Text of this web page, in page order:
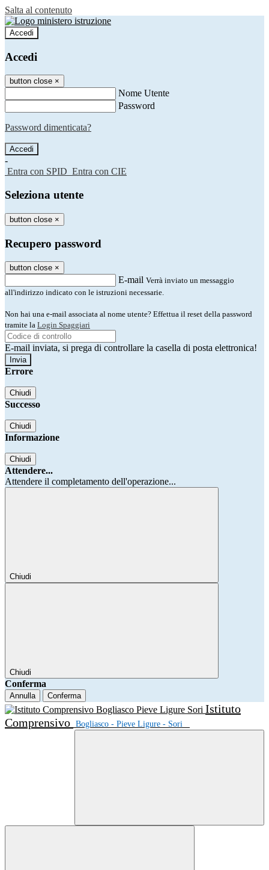
Salta al contenuto
Accedi
Accedi
button close ×
Nome Utente
Password
Password dimenticata?
-
Entra con SPID Entra con CIE
Seleziona utente
button close ×
Recupero password
button close ×
E-mail Verrà inviato un messaggio
all'indirizzo indicato con le istruzioni necessarie.
Non hai una e-mail associata al nome utente? Effettua il reset della password
tramite la Login Spaggiari
E-mail inviata, si prega di controllare la casella di posta elettronica!
Errore
Chiudi
Successo
Chiudi
Informazione
Chiudi
Attendere...
Attendere il completamento dell'operazione...
Chiudi
Chiudi
Conferma
Annulla Conferma
Istituto
Comprensivo Bogliasco - Pieve Ligure - Sori